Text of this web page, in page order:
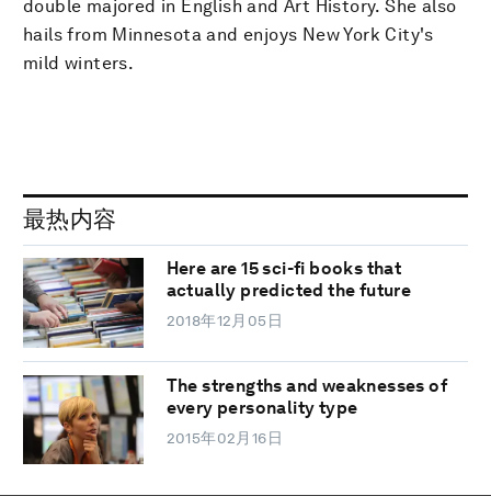
double majored in English and Art History. She also
hails from Minnesota and enjoys New York City's
mild winters.
最热内容
Here are 15 sci-fi books that
actually predicted the future
2018年12月05日
The strengths and weaknesses of
every personality type
2015年02月16日